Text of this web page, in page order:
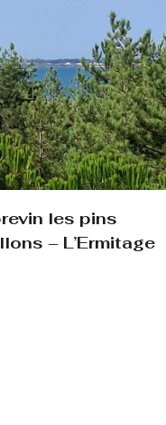
les pins
– L’Ermitage